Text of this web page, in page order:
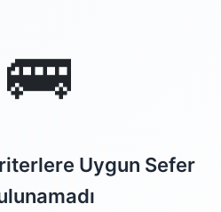
🚌
Uygun Sefer